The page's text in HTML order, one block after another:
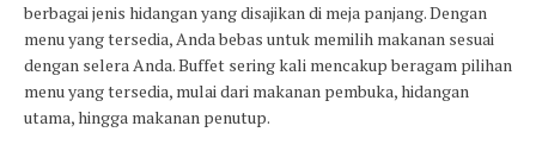
berbagai jenis hidangan yang disajikan di meja panjang. Dengan
menu yang tersedia, Anda bebas untuk memilih makanan sesuai
dengan selera Anda. Buffet sering kali mencakup beragam pilihan
menu yang tersedia, mulai dari makanan pembuka, hidangan
utama, hingga makanan penutup.